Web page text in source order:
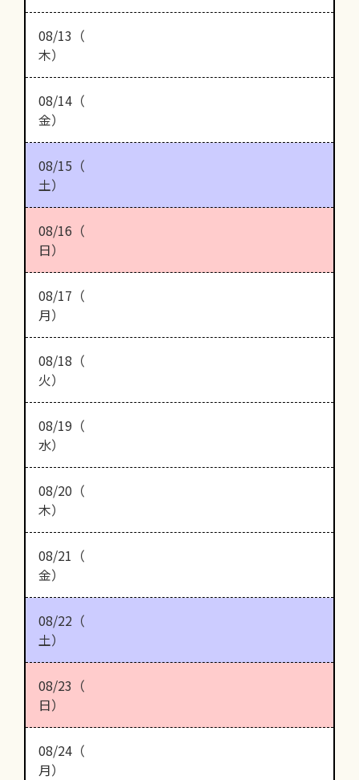
08/13（
木）
08/14（
金）
08/15（
土）
08/16（
日）
08/17（
月）
08/18（
火）
08/19（
水）
08/20（
木）
08/21（
金）
08/22（
土）
08/23（
日）
08/24（
月）